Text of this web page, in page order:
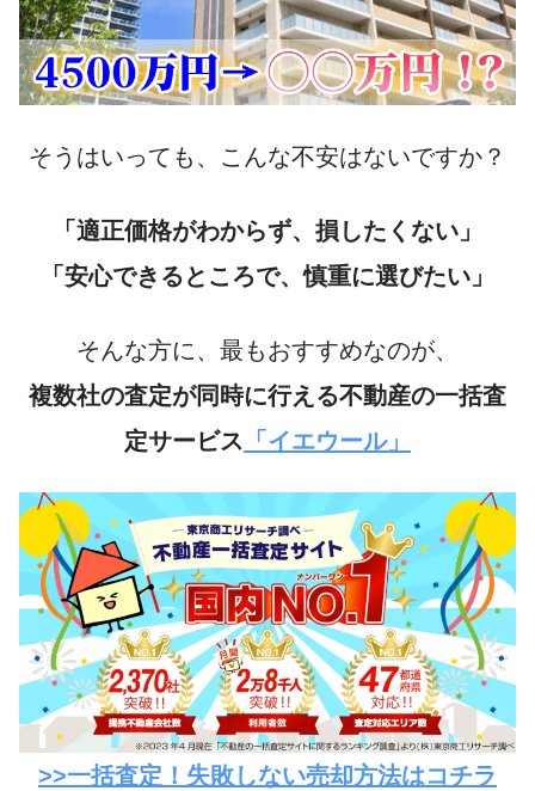
そうはいっても、こんな不安はないですか？
「適正価格がわからず、損したくない」
「安心できるところで、慎重に選びたい」
そんな方に、最もおすすめなのが、
複数社の査定が同時に行える不動産の一括査
定サービス 「イエウール」
>>一括査定！失敗しない売却方法はコチラ